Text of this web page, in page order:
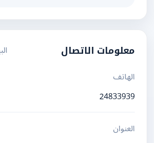
معلومات الاتصال
الهاتف
24833939
العنوان